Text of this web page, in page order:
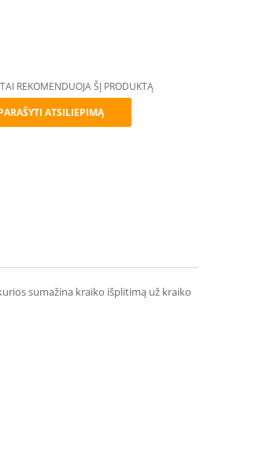
REKOMENDUOJA ŠĮ PRODUKTĄ
ATSILIEPIMĄ
sumažina kraiko išplitimą už kraiko